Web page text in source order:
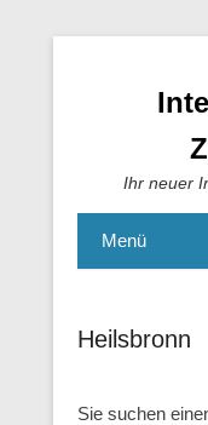
Ihr neuer
Menü
Heilsbronn
Sie suchen